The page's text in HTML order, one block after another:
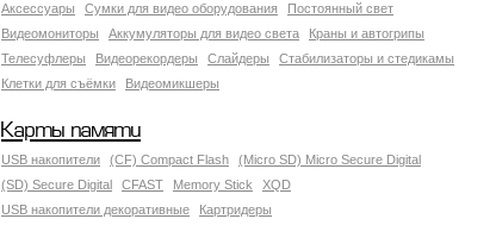
Аксессуары
Сумки для видео оборудования
Постоянный свет
Видеомониторы
Аккумуляторы для видео света
Краны и автогрипы
Телесуфлеры
Видеорекордеры Слайдеры
Стабилизаторы и стедикамы
Клетки для съёмки
Видеомикшеры
Карты памяти
USB накопители (CF) Compact Flash
(Micro SD) Micro Secure Digital
(SD) Secure Digital
CFAST Memory Stick
XQD
USB накопители декоративные
Картридеры